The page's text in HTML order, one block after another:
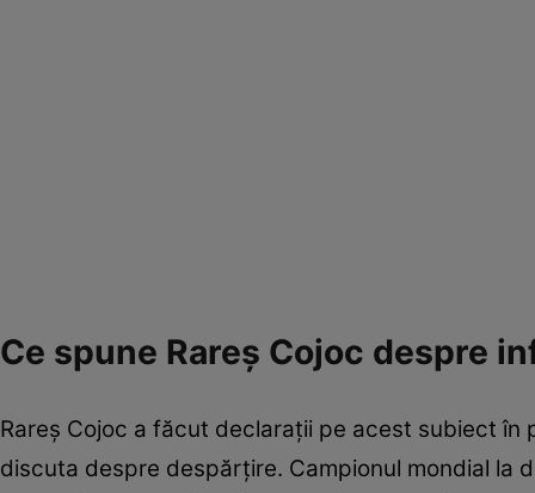
Ce spune Rareș Cojoc despre
Rareș Cojoc a făcut declarații pe acest subiect
discuta despre despărțire. Campionul mondial la